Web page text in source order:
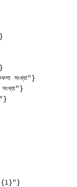
সংখ্যা"}